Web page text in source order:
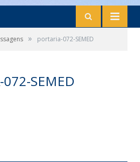
» portaria-072-SEMED
072-SEMED